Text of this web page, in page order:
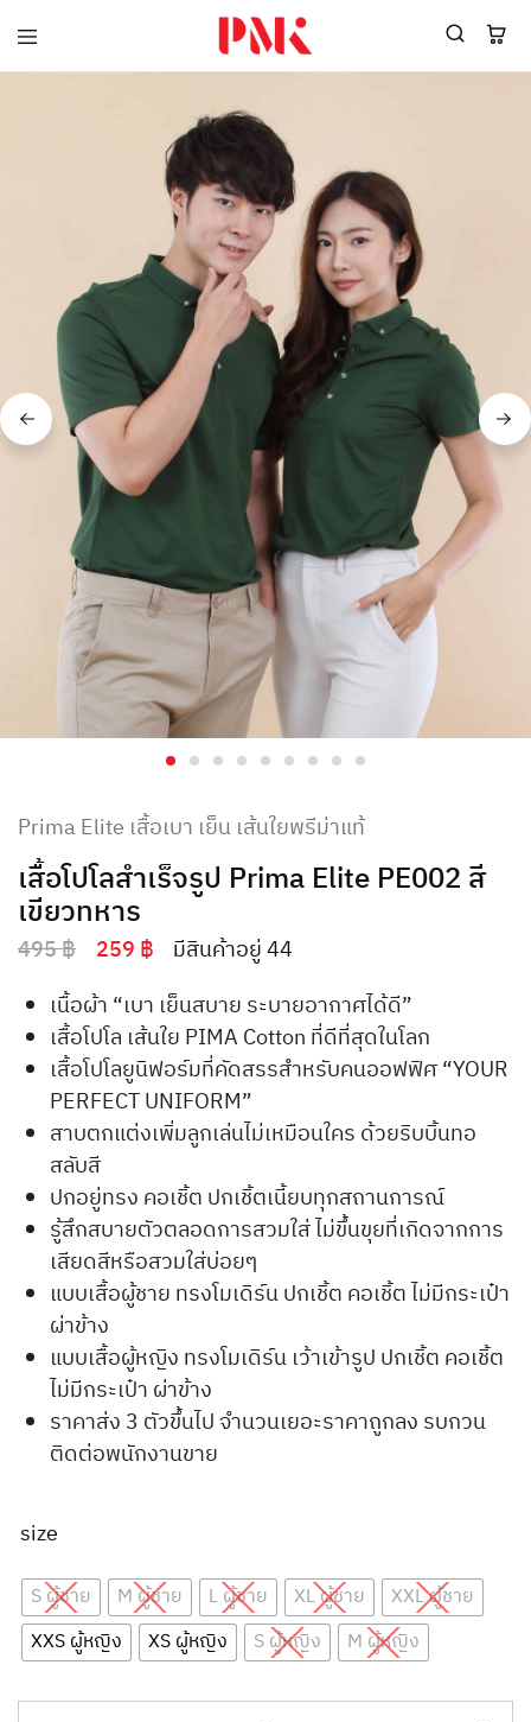
PMK
ผลิต
สินค้า
สร้าง
แบรนด์
เสื้อ
โปโล
ยูนิฟอร์ม
พร้อม
โลโก้
ผู้
โปโล
ยูนิฟอร์ม
บริษัท
มาตรฐาน
ISO9001
และ
อุตสาหกรรม
สี
เขียว
ระดับ
Prima Elite เสื้อเบา เย็น เส้นใยพรีม่าแท้
เสื้อโปโลสำเร็จรูป Prima Elite PE002 สี
เขียวทหาร
495฿ 259 ฿ มีสินค้าอยู่ 44
เนื้อผ้า “เบา เย็นสบาย ระบายอากาศได้ดี”
เสื้อโปโล เส้นใย PIMA Cotton ที่ดีที่สุดในโลก
เสื้อโปโลยูนิฟอร์มที่คัดสรรสำหรับคนออฟฟิศ “YOUR
PERFECT UNIFORM”
สาบตกแต่งเพิ่มลูกเล่นไม่เหมือนใคร ด้วยริบบิ้นทอ
สลับสี
ปกอยู่ทรง คอเชิ้ต ปกเชิ้ตเนี้ยบทุกสถานการณ์
รู้สึกสบายตัวตลอดการสวมใส่ ไม่ขึ้นขุยที่เกิดจากการ
เสียดสีหรือสวมใส่บ่อยๆ
แบบเสื้อผู้ชาย ทรงโมเดิร์น ปกเชิ้ต คอเชิ้ต ไม่มีกระเป๋า
ผ่าข้าง
แบบเสื้อผู้หญิง ทรงโมเดิร์น เว้าเข้ารูป ปกเชิ้ต คอเชิ้ต
ไม่มีกระเป๋า ผ่าข้าง
ราคาส่ง 3 ตัวขึ้นไป จำนวนเยอะราคาถูกลง รบกวน
ติดต่อพนักงานขาย
size
S ผู้ชาย M ผู้ชาย L ผู้ชาย XL ผู้ชาย
XXL ผู้ชาย
XXS ผู้หญิง
XS ผู้หญิง S ผู้หญิง M ผู้หญิง